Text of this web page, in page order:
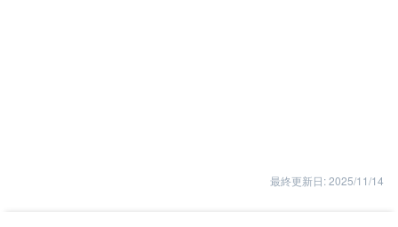
最終更新日: 2025/11/14